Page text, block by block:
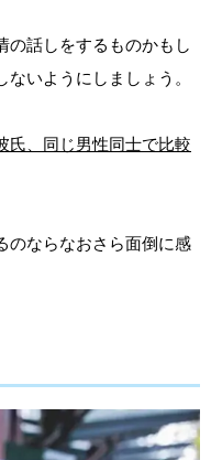
の話しをするものかもし
いようにしましょう。
氏、同じ男性同士で比較
のならなおさら面倒に感